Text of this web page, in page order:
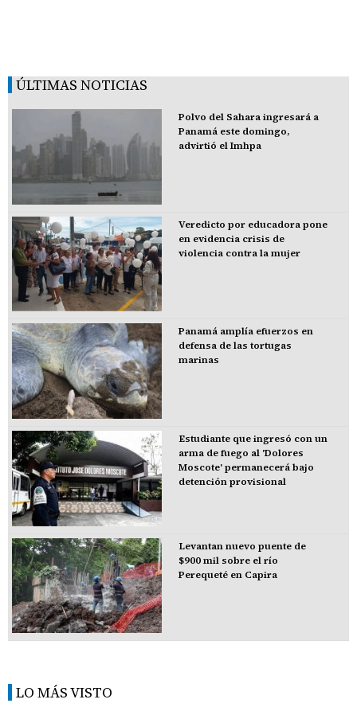
ÚLTIMAS NOTICIAS
Polvo del Sahara ingresará a
Panamá este domingo,
advirtió el Imhpa
Veredicto por educadora pone
en evidencia crisis de
violencia contra la mujer
Panamá amplía efuerzos en
defensa de las tortugas
marinas
Estudiante que ingresó con un
arma de fuego al 'Dolores
Moscote' permanecerá bajo
detención provisional
Levantan nuevo puente de
$900 mil sobre el río
Perequeté en Capira
LO MÁS VISTO